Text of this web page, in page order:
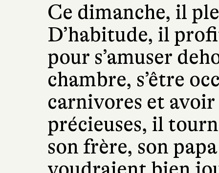
Ce dimanche, il
D’habitude, il
pour s’amuser
chambre, s’être
carnivores et
précieuses, il
son frère, son